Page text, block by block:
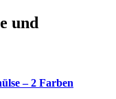
und
– 2 Farben